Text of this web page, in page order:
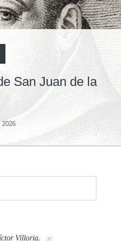
San Juan de la
2026
Villoria. ✉️